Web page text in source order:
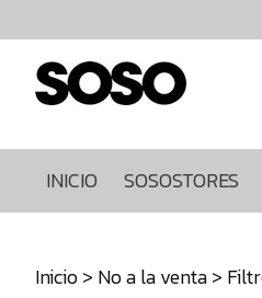
INICIO SOSOSTORES
Inicio
Sosostores
Contacto
Ultimas
640271930
Inicio> No a la venta>